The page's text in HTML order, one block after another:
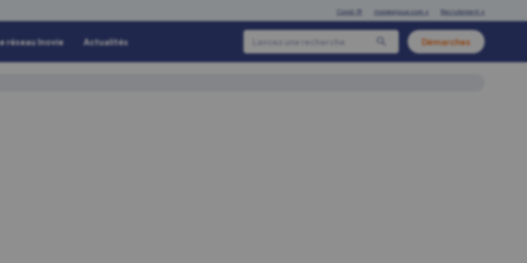
Covid-19 inoviegroup.com ↗ Recrutement ↗
réseau Inovie Actualités Démarches